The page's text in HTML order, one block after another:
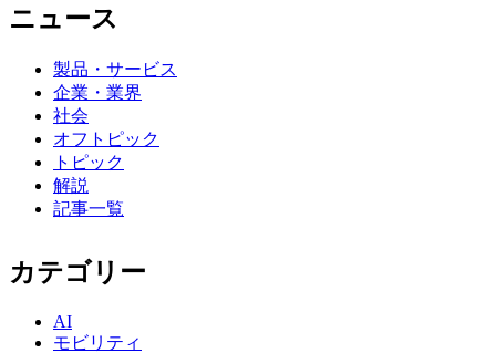
ニュース
製品・サービス
企業・業界
社会
オフトピック
トピック
解説
記事一覧
カテゴリー
AI
モビリティ